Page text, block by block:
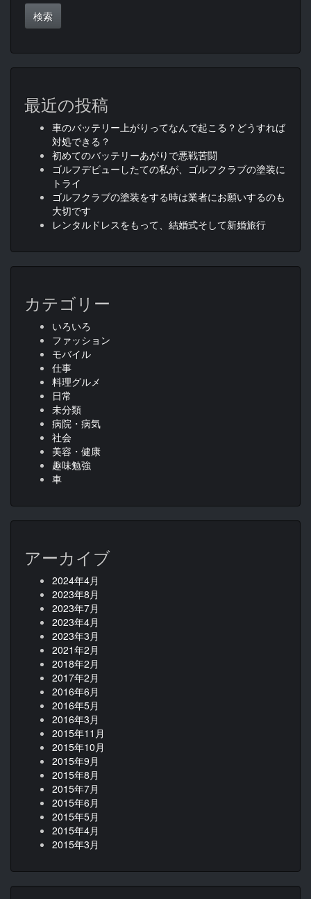
最近の投稿
車のバッテリー上がりってなんで起こる？どうすれば
対処できる？
初めてのバッテリーあがりで悪戦苦闘
ゴルフデビューしたての私が、ゴルフクラブの塗装に
トライ
ゴルフクラブの塗装をする時は業者にお願いするのも
大切です
レンタルドレスをもって、結婚式そして新婚旅行
カテゴリー
いろいろ
ファッション
モバイル
仕事
料理グルメ
日常
未分類
病院・病気
社会
美容・健康
趣味勉強
車
アーカイブ
2024年4月
2023年8月
2023年7月
2023年4月
2023年3月
2021年2月
2018年2月
2017年2月
2016年6月
2016年5月
2016年3月
2015年11月
2015年10月
2015年9月
2015年8月
2015年7月
2015年6月
2015年5月
2015年4月
2015年3月